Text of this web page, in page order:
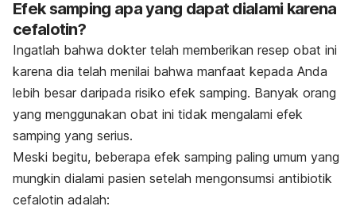
Efek samping apa yang dapat dialami karena
cefalotin?
Ingatlah bahwa dokter telah memberikan resep obat ini
karena dia telah menilai bahwa manfaat kepada Anda
lebih besar daripada risiko efek samping. Banyak orang
yang menggunakan obat ini tidak mengalami efek
samping yang serius.
Meski begitu, beberapa efek samping paling umum yang
mungkin dialami pasien setelah mengonsumsi antibiotik
cefalotin adalah: